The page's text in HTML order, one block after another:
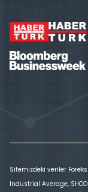
Sitemizdeki veriler
Industrial Average,